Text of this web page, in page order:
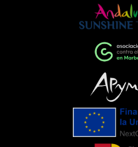
sociedad más
humana.Empresas
cambioEventos como la
ponen de manifiesto
papel que pueden
empresas cuando
torno a una causa
colaboración
organizaciones y